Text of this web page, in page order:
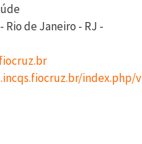
Rio de Janeiro - RJ -
index.php/